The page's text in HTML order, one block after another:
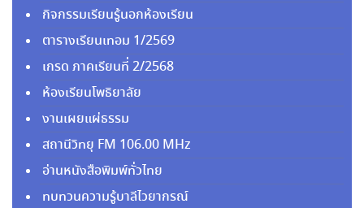
กิจกรรมเรียนรู้นอกห้องเรียน
ตารางเรียนเทอม 1/2569
เกรด ภาคเรียนที่ 2/2568
ห้องเรียนโพธิยาลัย
งานเผยแผ่ธรรม
สถานีวิทยุ FM 106.00 MHz
อ่านหนังสือพิมพ์ทั่วไทย
ทบทวนความรู้บาลีไวยากรณ์